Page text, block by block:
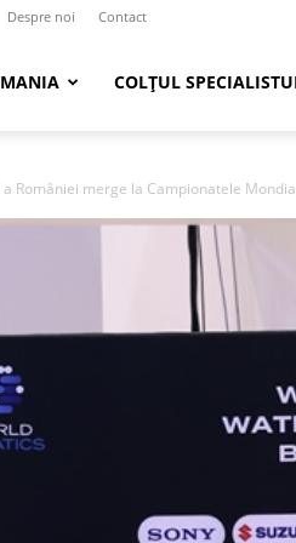
Despre noi Contact
COLȚUL
României merge la Campionatele